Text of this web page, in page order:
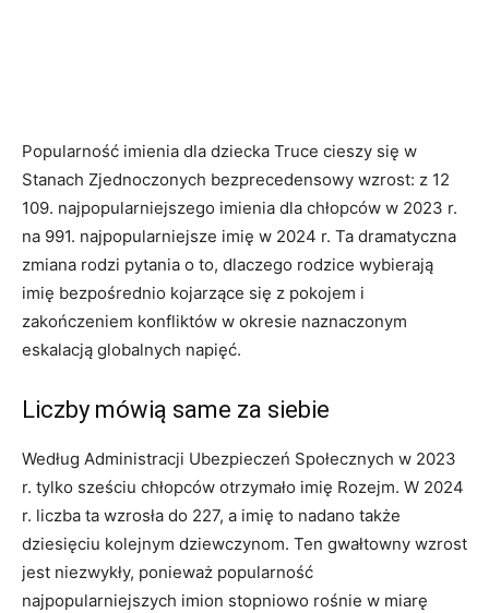
Popularność imienia dla dziecka Truce cieszy się w
Stanach Zjednoczonych bezprecedensowy wzrost: z 12
109. najpopularniejszego imienia dla chłopców w 2023 r.
na 991. najpopularniejsze imię w 2024 r. Ta dramatyczna
zmiana rodzi pytania o to, dlaczego rodzice wybierają
imię bezpośrednio kojarzące się z pokojem i
zakończeniem konfliktów w okresie naznaczonym
eskalacją globalnych napięć.
Liczby mówią same za siebie
Według Administracji Ubezpieczeń Społecznych w 2023
r. tylko sześciu chłopców otrzymało imię Rozejm. W 2024
r. liczba ta wzrosła do 227, a imię to nadano także
dziesięciu kolejnym dziewczynom. Ten gwałtowny wzrost
jest niezwykły, ponieważ popularność
najpopularniejszych imion stopniowo rośnie w miarę